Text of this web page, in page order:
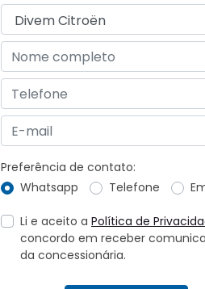
Preferência de contato:
Whatsapp
Telefone
Li e aceito a Política de
concordo em receber
da concessionária.